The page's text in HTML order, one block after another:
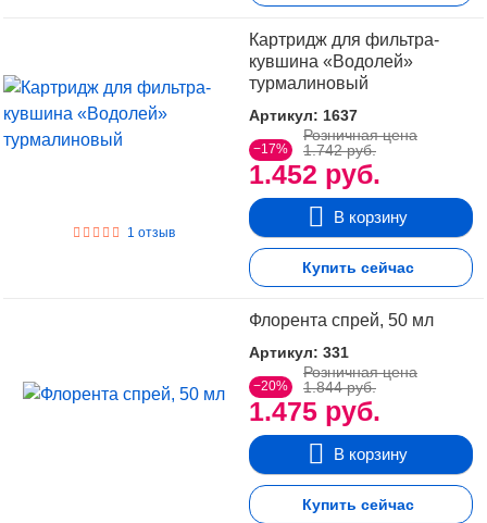
1 отзыв
Картридж для фильтра-
кувшина «Водолей»
турмалиновый
Артикул: 1637
−17%
1.452 руб.
Розничная цена
1.742 руб.
В корзину
Купить сейчас
Флорента спрей, 50 мл
Артикул: 331
−20%
1.475 руб.
Розничная цена
1.844 руб.
В корзину
Купить сейчас